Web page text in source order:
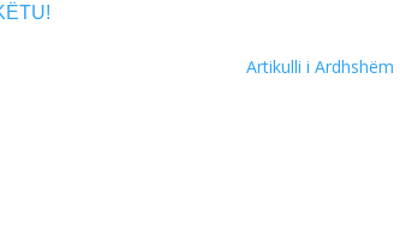
Artikulli i Ardhshëm